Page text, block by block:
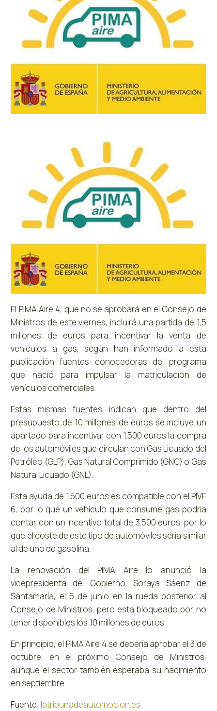
El PIMA Aire 4, que no se aprobará en el Consejo de
Ministros de este viernes, incluirá una partida de 1,5
millones de euros para incentivar la venta de
vehículos a gas, según han informado a esta
publicación fuentes conocedoras del programa
que nació para impulsar la matriculación de
vehículos comerciales.
Estas mismas fuentes indican que dentro del
presupuesto de 10 millones de euros se incluye un
apartado para incentivar con 1.500 euros la compra
de los automóviles que circulan con Gas Licuado del
Petróleo (GLP), Gas Natural Comprimido (GNC) o Gas
Natural Licuado (GNL).
Esta ayuda de 1.500 euros es compatible con el PIVE
6, por lo que un vehículo que consume gas podría
contar con un incentivo total de 3.500 euros, por lo
que el coste de este tipo de automóviles sería similar
al de uno de gasolina.
La renovación del PIMA Aire lo anunció la
vicepresidenta del Gobierno, Soraya Sáenz de
Santamaría, el 6 de junio en la rueda posterior al
Consejo de Ministros, pero está bloqueado por no
tener disponibles los 10 millones de euros.
En principio, el PIMA Aire 4 se debería aprobar el 3 de
octubre, en el próximo Consejo de Ministros,
aunque el sector también esperaba su nacimiento
en septiembre.
Fuente:latribunadeautomocion.es